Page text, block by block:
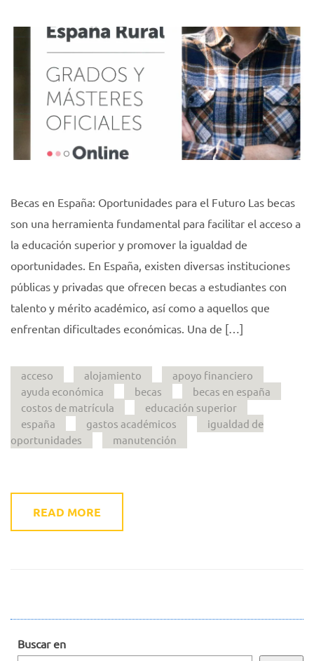
Becas en España: Oportunidades para el Futuro Las becas
son una herramienta fundamental para facilitar el acceso a
la educación superior y promover la igualdad de
oportunidades. En España, existen diversas instituciones
públicas y privadas que ofrecen becas a estudiantes con
talento y mérito académico, así como a aquellos que
enfrentan dificultades económicas. Una de […]
acceso alojamiento
apoyo financiero
ayuda económica
becas
becas en españa
costos de matrícula
educación superior
españa
gastos académicos
igualdad de
oportunidades
manutención
READ MORE
Buscar en